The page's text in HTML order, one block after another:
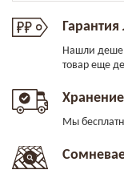
Нашли
товар еще
Мы